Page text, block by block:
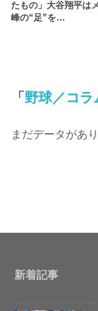
たもの」大谷翔平は
峰の“足”を…
「野球／コラ
まだデータがあ
新着記事